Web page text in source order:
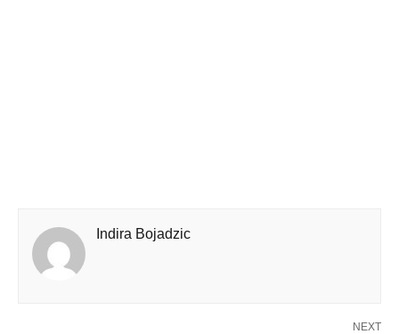
Indira Bojadzic
NEXT